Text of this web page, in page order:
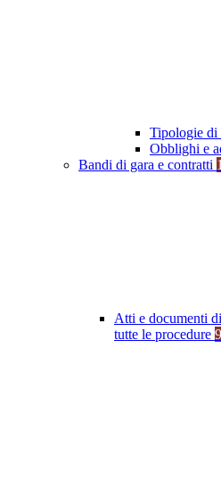
Tipologie di
Obblighi e
Bandi di gara e contratti
Atti e documenti
tutte le procedure